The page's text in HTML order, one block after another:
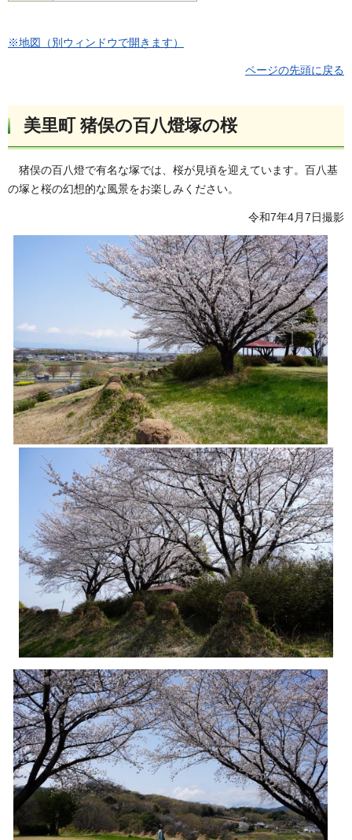
※地図（別ウィンドウで開きます）
ページの先頭に戻る
美里町 猪俣の百八燈塚の桜
猪俣の百八燈で有名な塚では、桜が見頃を迎えています。百八基
の塚と桜の幻想的な風景をお楽しみください。
令和7年4月7日撮影